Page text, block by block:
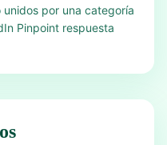
por una categoría
Pinpoint respuesta